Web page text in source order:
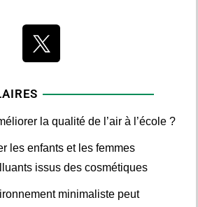
la qualité de l’air à l’école ?
les enfants et les femmes
issus des cosmétiques
minimaliste peut